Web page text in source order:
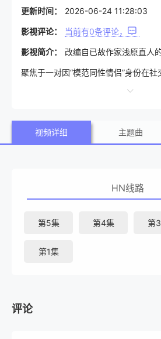
更新时间： 2026-06-24 11:28:03
影视评论： 当前有0条评论，
影视简介： 改编自已故作家浅原直
聚焦于一对因“模范同性情侣”身份在社
佑马（伊藤健太郎 饰）与长谷川树
纪录片拍摄邀约，然而此时他们早已
视频详细 主题曲
HN线路
第5集 第4集 第
第1集
评论